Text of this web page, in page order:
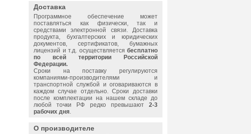
Доставка
Программное обеспечение может
поставляться как физически, так и
средствами электронной связи. Доставка
продукта, бухгалтерских и юридических
документов, сертификатов, бумажных
лицензий и т.д. осуществляется бесплатно
по всей территории Российской
Федерации.
Сроки на поставку регулируются
компаниями-производителями и
транспортной службой и оговариваются в
каждом случае отдельно. Сроки доставки
после комплектации на нашем складе до
любой точки РФ редко превышают 2-3
рабочих дня.
О производителе